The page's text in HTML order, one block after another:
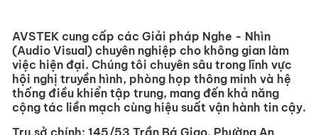
phòng họp chuyên nghiệp
AVSTEK cung cấp các Giải pháp Nghe - Nhìn
(Audio Visual) chuyên nghiệp cho không gian làm
việc hiện đại. Chúng tôi chuyên sâu trong lĩnh vực
hội nghị truyền hình, phòng họp thông minh và hệ
thống điều khiển tập trung, mang đến khả năng
cộng tác liền mạch cùng hiệu suất vận hành tin cậy.
Trụ sở chính: 145/53 Trần Bá Giao, Phường An